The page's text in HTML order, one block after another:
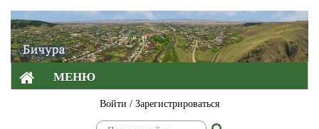
МЕНЮ
Войти / Зарегистрироваться